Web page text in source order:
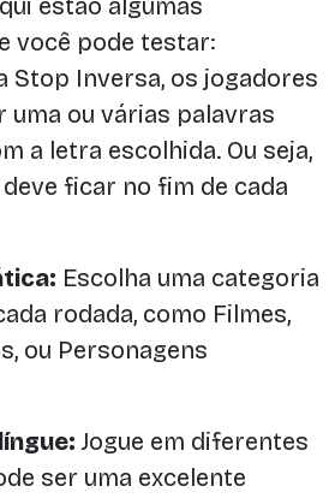
estão algumas
você pode testar:
Stop Inversa, os jogadores
uma ou várias palavras
a letra escolhida. Ou seja,
ficar no fim de cada
Escolha uma categoria
rodada, como Filmes,
ou Personagens
Jogue em diferentes
ser uma excelente